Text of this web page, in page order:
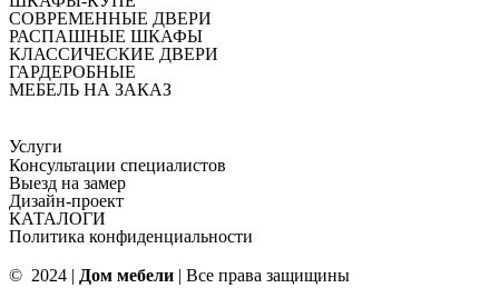
СОВРЕМЕННЫЕ ДВЕРИ
РАСПАШНЫЕ ШКАФЫ
КЛАССИЧЕСКИЕ ДВЕРИ
ГАРДЕРОБНЫЕ
МЕБЕЛЬ НА ЗАКАЗ
Услуги
Консультации специалистов
Выезд на замер
Дизайн-проект
КАТАЛОГИ
Политика конфиденциальности
© 2024 | Дом мебели | Все права защищины